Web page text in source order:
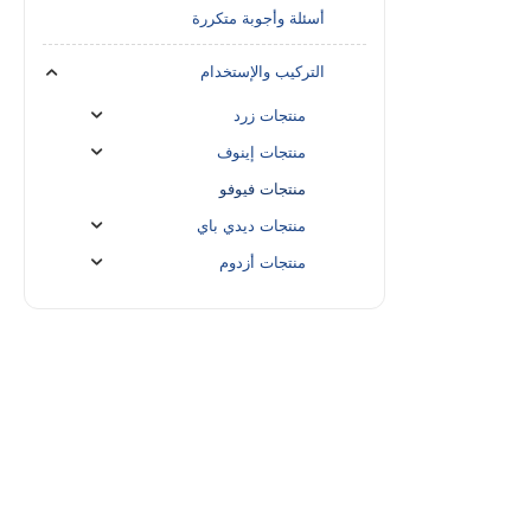
أسئلة وأجوبة متكررة
التركيب والإستخدام
منتجات زرد
منتجات إينوف
منتجات فيوفو
منتجات ديدي باي
منتجات أزدوم